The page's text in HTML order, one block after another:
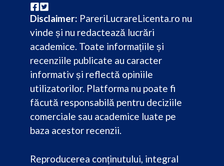
Disclaimer: PareriLucrareLicenta.ro nu
vinde și nu redactează lucrări
academice. Toate informațiile și
recenziile publicate au caracter
informativ și reflectă opiniile
utilizatorilor. Platforma nu poate fi
făcută responsabilă pentru deciziile
comerciale sau academice luate pe
baza acestor recenzii.
Reproducerea conținutului, integral